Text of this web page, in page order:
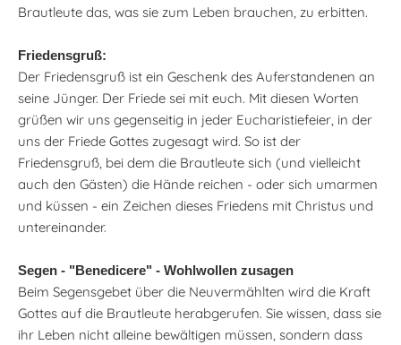
Brautleute das, was sie zum Leben brauchen, zu erbitten.
Friedensgruß:
Der Friedensgruß ist ein Geschenk des Auferstandenen an
seine Jünger. Der Friede sei mit euch. Mit diesen Worten
grüßen wir uns gegenseitig in jeder Eucharistiefeier, in der
uns der Friede Gottes zugesagt wird. So ist der
Friedensgruß, bei dem die Brautleute sich (und vielleicht
auch den Gästen) die Hände reichen - oder sich umarmen
und küssen - ein Zeichen dieses Friedens mit Christus und
untereinander.
Segen - "Benedicere" - Wohlwollen zusagen
Beim Segensgebet über die Neuvermählten wird die Kraft
Gottes auf die Brautleute herabgerufen. Sie wissen, dass sie
ihr Leben nicht alleine bewältigen müssen, sondern dass